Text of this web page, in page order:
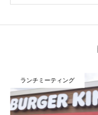
ランチミーティング